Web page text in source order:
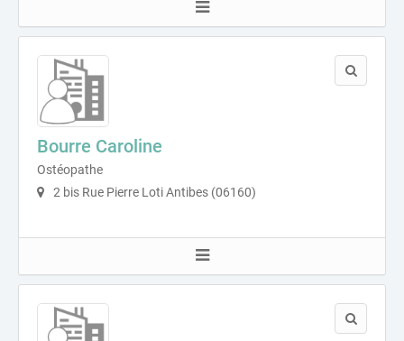
Bourre Caroline
Ostéopathe
2 bis Rue Pierre Loti Antibes (06160)